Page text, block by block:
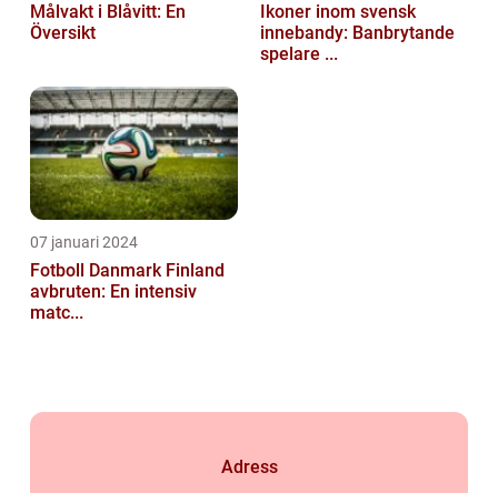
Målvakt i Blåvitt: En
Översikt
Ikoner inom svensk
innebandy: Banbrytande
spelare ...
07 januari 2024
Fotboll Danmark Finland
avbruten: En intensiv
matc...
Adress